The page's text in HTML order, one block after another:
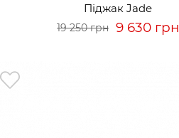
Піджак Jade
19 250 грн 9 630 грн